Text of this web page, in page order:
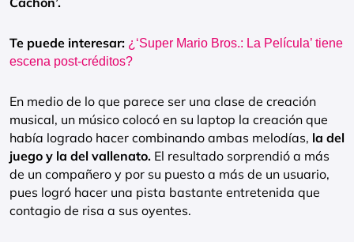
Te puede interesar: ¿‘Super Mario Bros.: La Película’ tiene
escena post-créditos?
En medio de lo que parece ser una clase de creación
musical, un músico colocó en su laptop la creación que
había logrado hacer combinando ambas melodías, la del
juego y la del vallenato. El resultado sorprendió a más
de un compañero y por su puesto a más de un usuario,
pues logró hacer una pista bastante entretenida que
contagio de risa a sus oyentes.